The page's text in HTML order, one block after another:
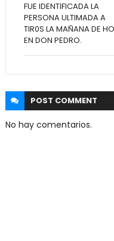
FUE IDENTIFICADA LA
PERSONA ULTIMADA A
TIR0S LA MAÑANA DE
EN DON PEDRO.
POST COMMENT
No hay comentarios.